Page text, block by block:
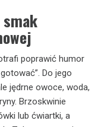
poprawić humor
Do jego
jędrne owoce, woda,
Brzoskwinie
lub ćwiartki, a